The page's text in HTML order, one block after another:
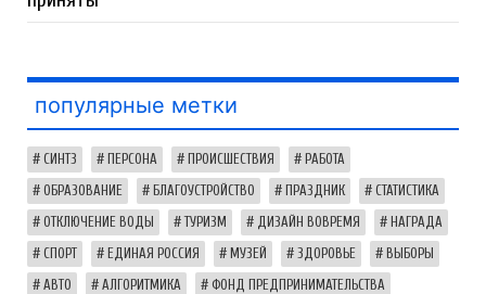
популярные метки
СИНТЗ ПЕРСОНА ПРОИСШЕСТВИЯ РАБОТА
ОБРАЗОВАНИЕ БЛАГОУСТРОЙСТВО ПРАЗДНИК СТАТИСТИКА
ОТКЛЮЧЕНИЕ ВОДЫ ТУРИЗМ ДИЗАЙН ВОВРЕМЯ НАГРАДА
СПОРТ ЕДИНАЯ РОССИЯ МУЗЕЙ ЗДОРОВЬЕ ВЫБОРЫ
АВТО АЛГОРИТМИКА ФОНД ПРЕДПРИНИМАТЕЛЬСТВА